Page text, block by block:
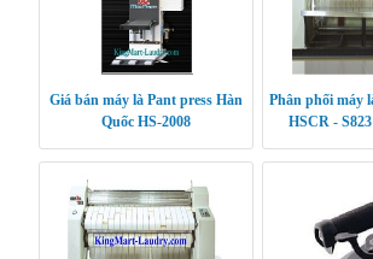
Giá bán máy là Pant press Hàn
Quốc HS-2008
Phân phối máy
HSCR -